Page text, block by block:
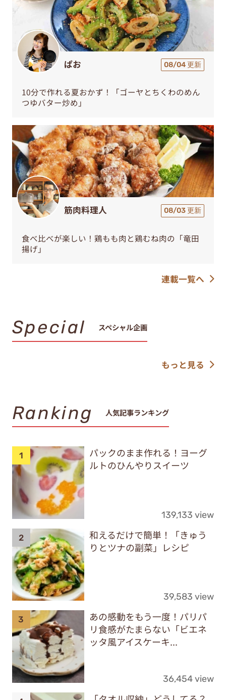
ぱお 08/04 更新
10分で作れる夏おかず！「ゴーヤとちくわのめん
つゆバター炒め」
筋肉料理人 08/03 更新
食べ比べが楽しい！鶏もも肉と鶏むね肉の「竜田
揚げ」
連載一覧へ
Special スペシャル企画
もっと見る
Ranking 人気記事ランキング
パックのまま作れる！ヨーグ
ルトのひんやりスイーツ
139,133 view
和えるだけで簡単！「きゅう
りとツナの副菜」レシピ
39,583 view
あの感動をもう一度！パリパ
リ食感がたまらない「ビエネ
ッタ風アイスケーキ...
36,454 view